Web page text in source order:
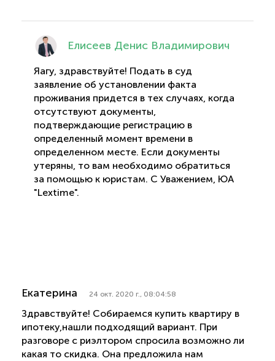
Елисеев Денис Владимирович
Яагу, здравствуйте! Подать в суд
заявление об установлении факта
проживания придется в тех случаях, когда
отсутствуют документы,
подтверждающие регистрацию в
определенный момент времени в
определенном месте. Если документы
утеряны, то вам необходимо обратиться
за помощью к юристам. С Уважением, ЮА
"Lextime".
Екатерина 24 окт. 2020 г., 08:04:58
Здравствуйте! Собираемся купить квартиру в
ипотеку,нашли подходящий вариант. При
разговоре с риэлтором спросила возможно ли
какая то скидка. Она предложила нам